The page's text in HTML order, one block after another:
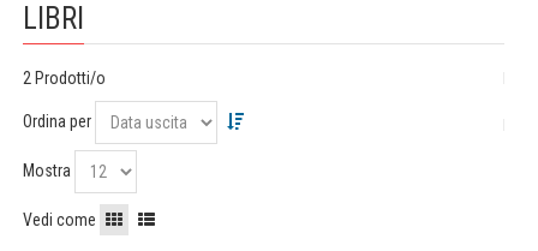
LIBRI
2 Prodotti/o
Ordina per
Mostra
Vedi come